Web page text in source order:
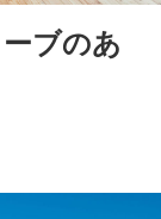
ブのあ